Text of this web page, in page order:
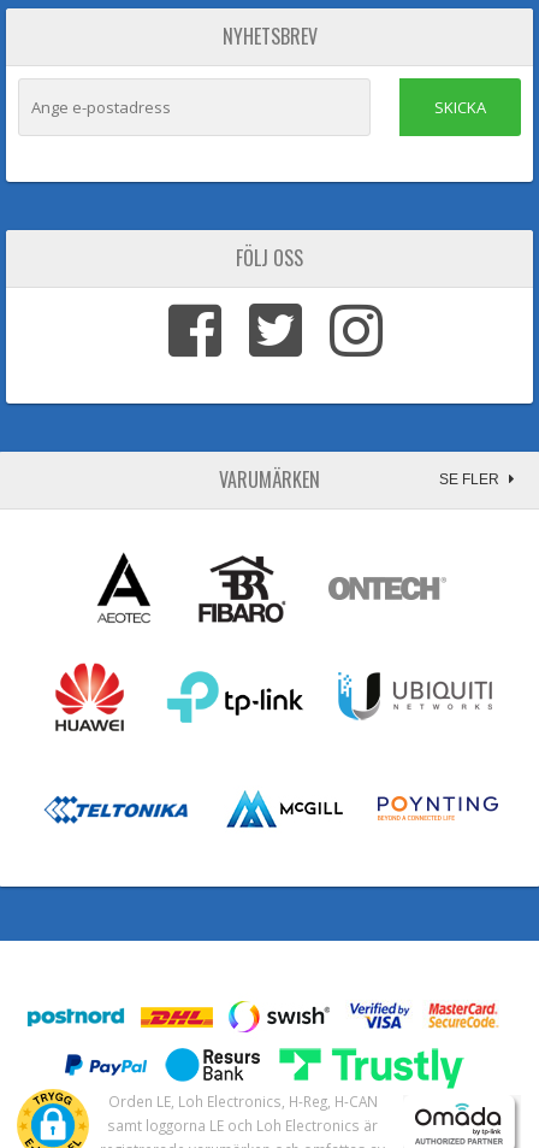
NYHETSBREV
SKICKA
FÖLJ OSS
VARUMÄRKEN SE FLER
Orden LE, Loh Electronics, H-Reg, H-CAN
samt loggorna LE och Loh Electronics är